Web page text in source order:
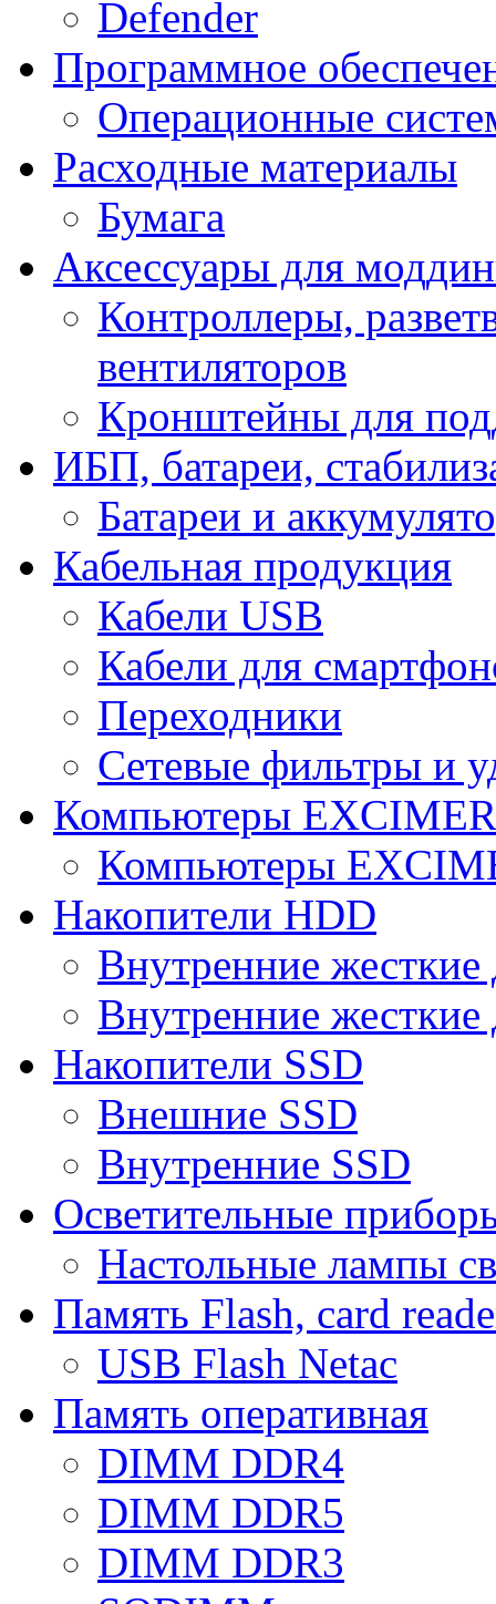
Defender
Программное
Операционные
Расходные материалы
Бумага
Аксессуары для
Контроллеры,
вентиляторов
Кронштейны для
ИБП, батареи,
Батареи и
Кабельная продукция
Кабели USB
Кабели для
Переходники
Сетевые фильтры и
Компьютеры
Компьютеры
Накопители HDD
Внутренние
Внутренние
Накопители SSD
Внешние SSD
Внутренние SSD
Осветительные
Настольные лампы
Память Flash, card
USB Flash Netac
Память оперативная
DIMM DDR4
DIMM DDR5
DIMM DDR3